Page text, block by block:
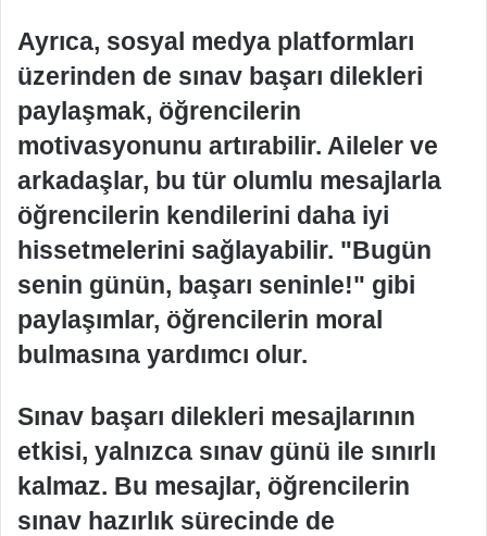
Ayrıca, sosyal medya platformları
üzerinden de sınav başarı dilekleri
paylaşmak, öğrencilerin
motivasyonunu artırabilir. Aileler ve
arkadaşlar, bu tür olumlu mesajlarla
öğrencilerin kendilerini daha iyi
hissetmelerini sağlayabilir. "Bugün
senin günün, başarı seninle!" gibi
paylaşımlar, öğrencilerin moral
bulmasına yardımcı olur.
Sınav başarı dilekleri mesajlarının
etkisi, yalnızca sınav günü ile sınırlı
kalmaz. Bu mesajlar, öğrencilerin
sınav hazırlık sürecinde de